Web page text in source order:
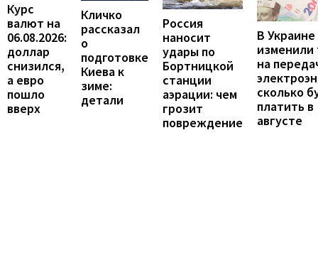
Курс
валют на
06.08.2026:
доллар
снизился,
а евро
пошло
вверх
Кличко
рассказал
о
подготовке
Киева к
зиме:
детали
Россия
наносит
удары по
Бортницкой
станции
аэрации: чем
грозит
повреждение
В Украине
на
сколько
платить в
августе